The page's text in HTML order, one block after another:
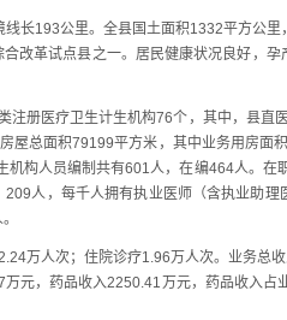
193公里。全县国土面积1332平方公里
改革试点县之一。居民健康状况良好，
册医疗卫生计生机构76个，其中，县直
屋总面积79199平方米，其中业务用房面
构人员编制共有601人，在编464人。在
人，每千人拥有执业医师（含执业助
人次；住院诊疗1.96万人次。业务总收
元，药品收入2250.41万元，药品收入占